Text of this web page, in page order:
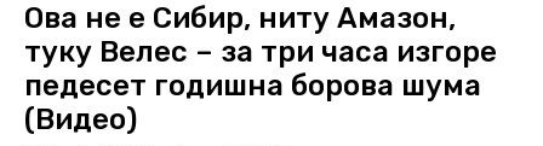
Ова не е Сибир, ниту Амазон,
туку Велес – за три часа изгоре
педесет годишна борова шума
(Видео)